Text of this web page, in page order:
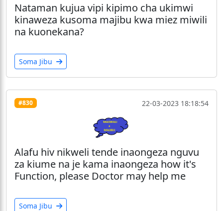
Nataman kujua vipi kipimo cha ukimwi
kinaweza kusoma majibu kwa miez miwili
na kuonekana?
Soma Jibu
#830 22-03-2023 18:18:54
Alafu hiv nikweli tende inaongeza nguvu
za kiume na je kama inaongeza how it's
Function, please Doctor may help me
Soma Jibu